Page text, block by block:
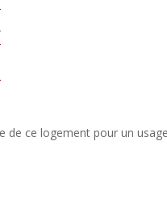
de ce logement pour un